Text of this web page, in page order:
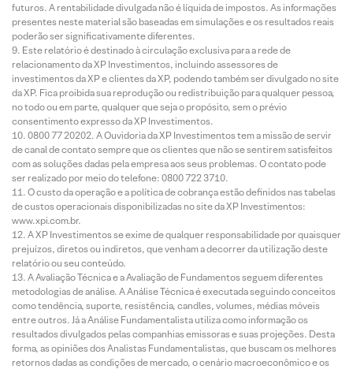
futuros. A rentabilidade divulgada não é líquida de impostos. As informações
presentes neste material são baseadas em simulações e os resultados reais
poderão ser significativamente diferentes.
Este relatório é destinado à circulação exclusiva para a rede de
relacionamento da XP Investimentos, incluindo assessores de
investimentos da XP e clientes da XP, podendo também ser divulgado no site
da XP. Fica proibida sua reprodução ou redistribuição para qualquer pessoa,
no todo ou em parte, qualquer que seja o propósito, sem o prévio
consentimento expresso da XP Investimentos.
0800 77 20202. A Ouvidoria da XP Investimentos tem a missão de servir
de canal de contato sempre que os clientes que não se sentirem satisfeitos
com as soluções dadas pela empresa aos seus problemas. O contato pode
ser realizado por meio do telefone: 0800 722 3710.
O custo da operação e a política de cobrança estão definidos nas tabelas
de custos operacionais disponibilizadas no site da XP Investimentos:
www.xpi.com.br.
A XP Investimentos se exime de qualquer responsabilidade por quaisquer
prejuízos, diretos ou indiretos, que venham a decorrer da utilização deste
relatório ou seu conteúdo.
A Avaliação Técnica e a Avaliação de Fundamentos seguem diferentes
metodologias de análise. A Análise Técnica é executada seguindo conceitos
como tendência, suporte, resistência, candles, volumes, médias móveis
entre outros. Já a Análise Fundamentalista utiliza como informação os
resultados divulgados pelas companhias emissoras e suas projeções. Desta
forma, as opiniões dos Analistas Fundamentalistas, que buscam os melhores
retornos dadas as condições de mercado, o cenário macroeconômico e os